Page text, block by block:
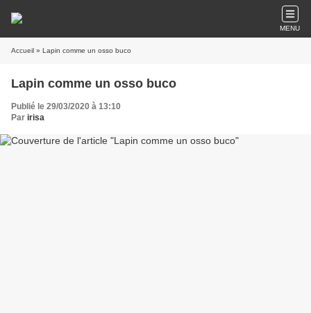
MENU
Accueil » Lapin comme un osso buco
Lapin comme un osso buco
Publié le 29/03/2020 à 13:10
Par irisa